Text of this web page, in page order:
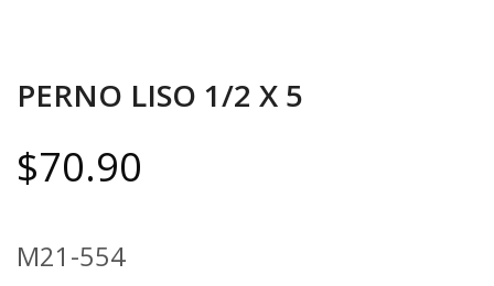
PERNO LISO 1/2 X 5
$70.90
M21-554